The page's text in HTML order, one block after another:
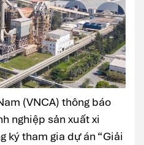
(VNCA) thông báo
nghiệp sản xuất xi
ký tham gia dự án “Giải